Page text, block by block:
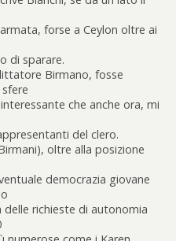
forse a Ceylon oltre ai
di sparare.
Birmano, fosse
che anche ora, mi
del clero.
oltre alla posizione
democrazia giovane
richieste di autonomia